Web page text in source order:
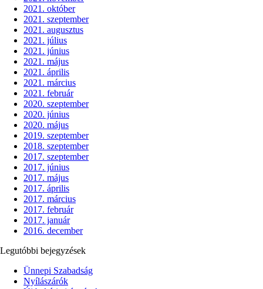
2021. október
2021. szeptember
2021. augusztus
2021. július
2021. június
2021. május
2021. április
2021. március
2021. február
2020. szeptember
2020. június
2020. május
2019. szeptember
2018. szeptember
2017. szeptember
2017. június
2017. május
2017. április
2017. március
2017. február
2017. január
2016. december
Legutóbbi bejegyzések
Ünnepi Szabadság
Nyílászárók